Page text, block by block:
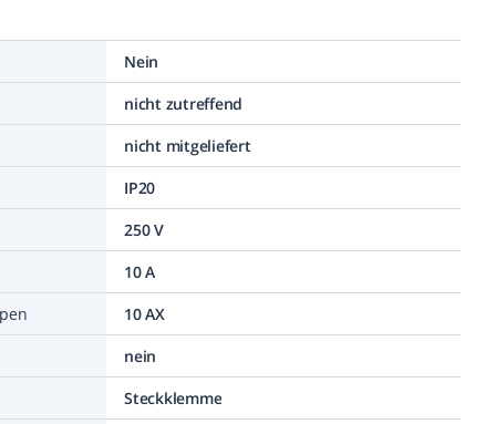
Nein
nicht zutreffend
nicht mitgeliefert
IP20
250 V
10 A
10 AX
nein
Steckklemme